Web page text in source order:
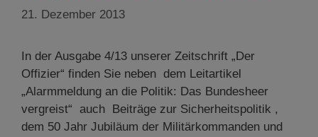
21. Dezember 2013
In der Ausgabe 4/13 unserer Zeitschrift „Der
Offizier“ finden Sie neben dem Leitartikel
„Alarmmeldung an die Politik: Das Bundesheer
vergreist“ auch Beiträge zur Sicherheitspolitik ,
dem 50 Jahr Jubiläum der Militärkommanden und